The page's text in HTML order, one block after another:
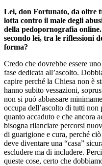
Lei, don Fortunato, da oltre
lotta contro il male degli
della pedopornografia
secondo lei, tra le riflessioni
forma?
Credo che dovrebbe essere
fase dedicata all’ascolto.
capire perché la Chiesa non è
hanno subito vessazioni,
non si può abbassare
occupa dell’ascolto di tutti
quanto accaduto e che ancora
bisogna rilanciare percorsi
di guarigione e cura, perché
deve diventare una “casa”
escludere ma di includere.
queste cose, certo che